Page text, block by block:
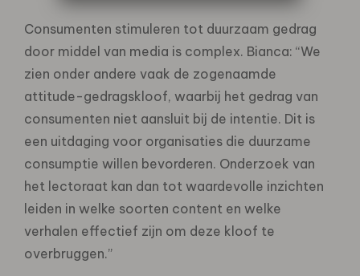
Consumenten stimuleren tot duurzaam gedrag
door middel van media is complex. Bianca: “We
zien onder andere vaak de zogenaamde
attitude-gedragskloof, waarbij het gedrag van
consumenten niet aansluit bij de intentie. Dit is
een uitdaging voor organisaties die duurzame
consumptie willen bevorderen. Onderzoek van
het lectoraat kan dan tot waardevolle inzichten
leiden in welke soorten content en welke
verhalen effectief zijn om deze kloof te
overbruggen.”